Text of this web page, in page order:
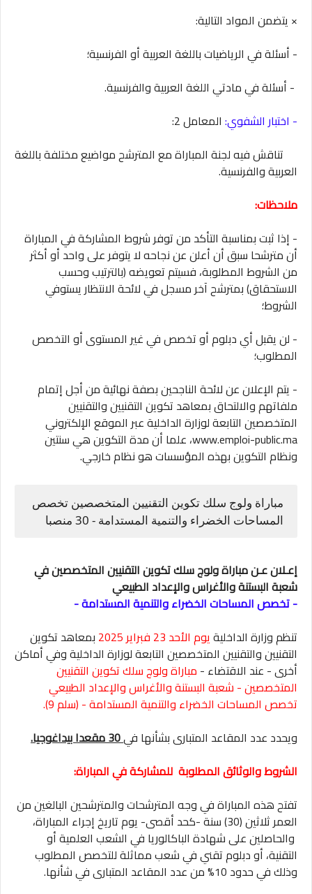
× يتضمن المواد التالية:
- أسئلة في الرياضيات باللغة العربية أو الفرنسية؛
- أسئلة في مادتي اللغة العربية والفرنسية.
- اختبار الشفوي: المعامل 2:
تناقش فيه لجنة المباراة مع المترشح مواضيع مختلفة باللغة
العربية والفرنسية.
ملاحظات:
- إذا ثبت بمناسبة التأكد من توفر شروط المشاركة في المباراة
أن مترشحا سبق أن أعلن عن نجاحه لا يتوفر على واحد أو أكثر
من الشروط المطلوبة، فسيتم تعويضه (بالترتيب وحسب
الاستحقاق) بمترشح آخر مسجل في لائحة الانتظار يستوفي
الشروط؛
- لن يقبل أي دبلوم أو تخصص في غير المستوى أو التخصص
المطلوب؛
- يتم الإعلان عن لائحة الناجحين بصفة نهائية من أجل إتمام
ملفاتهم والالتحاق بمعاهد تكوين التقنيين والتقنيين
المتخصصين التابعة لوزارة الداخلية عبر الموقع الإلكتروني
www.emploi-public.ma، علما أن مدة التكوين هي سنتين
ونظام التكوين بهذه المؤسسات هو نظام خارجي.
مباراة ولوج سلك تكوين التقنيين المتخصصين تخصص
المساحات الخضراء والتنمية المستدامة - 30 منصبا
إعـلان عـن مباراة ولوج سلك تكوين التقنيين المتخصصين في
شعبة البستنة والأغراس والإعداد الطبيعي
- تخصص المساحات الخضراء والتنمية المستدامة -
تنظم وزارة الداخليةيوم الأحد 23 فبراير 2025
بمعاهد تكوين
التقنيين والتقنيين المتخصصين التابعة لوزارة الداخلية وفي أماكن
أخرى - عند الاقتضاء - مباراة ولوج سلك تكوين التقنيين
المتخصصين - شعبة البستنة والأغراس والإعداد الطبيعي
تخصص المساحات الخضراء والتنمية المستدامة - (سلم 9).
ويحدد عدد المقاعد المتبارى بشأنها في30 مقعدا بيداغوجيا.
الشروط والوثائق المطلوبة للمشاركة في المباراة:
تفتح هذه المباراة في وجه المترشحات والمترشحين البالغين من
العمر ثلاثين (30) سنة -كحد أقصى- يوم تاريخ إجراء المباراة،
والحاصلين على شهادة الباكالوريا في الشعب العلمية أو
التقنية، أو دبلوم تقني في شعب مماثلة للتخصص المطلوب
وذلك في حدود 10% من عدد المقاعد المتبارى في شأنها.